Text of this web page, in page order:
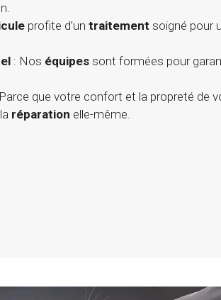
profite d’un traitement soigné pour
: Nos équipes sont formées pour
que votre confort et la propreté de
réparation elle-même.